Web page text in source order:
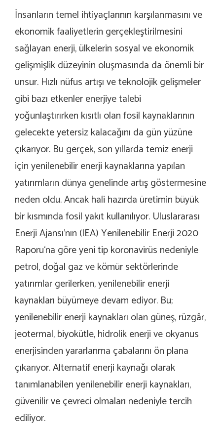
İnsanların temel ihtiyaçlarının karşılanmasını ve
ekonomik faaliyetlerin gerçekleştirilmesini
sağlayan enerji, ülkelerin sosyal ve ekonomik
gelişmişlik düzeyinin oluşmasında da önemli bir
unsur. Hızlı nüfus artışı ve teknolojik gelişmeler
gibi bazı etkenler enerjiye talebi
yoğunlaştırırken kısıtlı olan fosil kaynaklarının
gelecekte yetersiz kalacağını da gün yüzüne
çıkarıyor. Bu gerçek, son yıllarda temiz enerji
için yenilenebilir enerji kaynaklarına yapılan
yatırımların dünya genelinde artış göstermesine
neden oldu. Ancak hali hazırda üretimin büyük
bir kısmında fosil yakıt kullanılıyor. Uluslararası
Enerji Ajansı’nın (IEA) Yenilenebilir Enerji 2020
Raporu‘na göre yeni tip koronavirüs nedeniyle
petrol, doğal gaz ve kömür sektörlerinde
yatırımlar gerilerken, yenilenebilir enerji
kaynakları büyümeye devam ediyor. Bu;
yenilenebilir enerji kaynakları olan güneş, rüzgâr,
jeotermal, biyokütle, hidrolik enerji ve okyanus
enerjisinden yararlanma çabalarını ön plana
çıkarıyor. Alternatif enerji kaynağı olarak
tanımlanabilen yenilenebilir enerji kaynakları,
güvenilir ve çevreci olmaları nedeniyle tercih
ediliyor.